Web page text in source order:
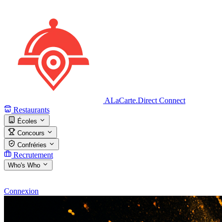
ALaCarte.Direct Connect
Restaurants
Écoles
Concours
Confréries
Recrutement
Who's Who
Connexion